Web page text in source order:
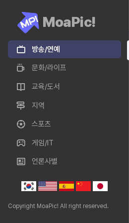
MoaPic!
방송/연예
문화/라이프
교육/도서
지역
스포츠
게임/IT
언론사별
Copyright MoaPic! All right reserved.